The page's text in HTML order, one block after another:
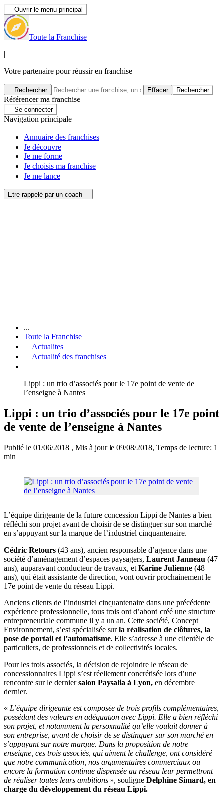
Ouvrir le menu principal
Toute la Franchise
|
Votre partenaire pour réussir en franchise
Rechercher Effacer Rechercher
Référencer ma franchise
Se connecter
Navigation principale
Annuaire des franchises
Je découvre
Je me forme
Je choisis ma franchise
Je me lance
Etre rappelé par un coach
...
Toute la Franchise
Actualites
Actualité des franchises
Lippi : un trio d’associés pour le 17e point de vente de
l’enseigne à Nantes
Lippi : un trio d’associés pour le 17e point
de vente de l’enseigne à Nantes
Publié le 01/06/2018 , Mis à jour le 09/08/2018, Temps de lecture: 1
min
L’équipe dirigeante de la future concession Lippi de Nantes a bien
réfléchi son projet avant de choisir de se distinguer sur son marché
en s’appuyant sur la marque de l’industriel cinquantenaire.
Cédric Retours (43 ans), ancien responsable d’agence dans une
société d’aménagement d’espaces paysagers, Laurent Janneau (47
ans), auparavant conducteur de travaux, etKarine Julienne (48
ans), qui était assistante de direction, vont ouvrir prochainement le
17e point de vente du réseau Lippi.
Anciens clients de l’industriel cinquantenaire dans une précédente
expérience professionnelle, tous trois ont d’abord créé une structure
entrepreneuriale commune il y a un an. Cette société, Concept
Environnement, s’est spécialisée surla réalisation de clôtures, la
pose de portail et l’automatisme. Elle s’adresse à une clientèle de
particuliers, de professionnels et de collectivités locales.
Pour les trois associés, la décision de rejoindre le réseau de
concessionnaires Lippi s’est réellement concrétisée lors d’une
rencontre sur le derniersalon Paysalia à Lyon, en décembre
dernier.
« L’équipe dirigeante est composée de trois profils complémentaires,
possédant des valeurs en adéquation avec Lippi. Elle a bien réfléchi
son projet, et notamment la personnalité qu’elle voulait donner à
son entreprise, avant de choisir de se distinguer sur son marché en
s’appuyant sur notre marque. Dans la proposition de notre
enseigne, ces trois associés, qui aiment le challenge, ont considéré
que notre communication, nos argumentaires commerciaux ou
encore la formation continue dispensée au réseau leur permettront
de réaliser toutes leurs ambitions », souligne Delphine Simard, en
charge du développement du réseau Lippi.